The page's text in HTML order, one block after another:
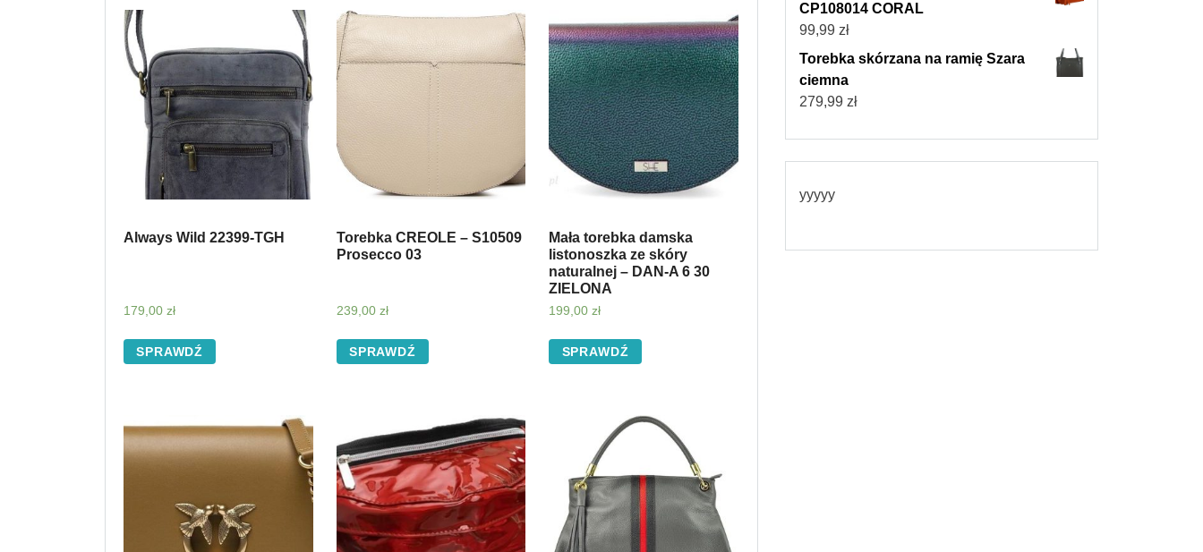
Always Wild 22399-TGH
179,00 zł
SPRAWDŹ
Torebka CREOLE – S10509
Prosecco 03
239,00 zł
SPRAWDŹ
Mała torebka damska
listonoszka ze skóry
naturalnej – DAN-A 6 30
ZIELONA
199,00zł
SPRAWDŹ
CP108014 CORAL
99,99 zł
Torebka skórzana na ramię Szara
ciemna
279,99 zł
yyyyy